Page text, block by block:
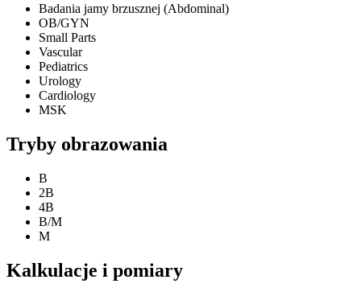
Badania jamy brzusznej (Abdominal)
OB/GYN
Small Parts
Vascular
Pediatrics
Urology
Cardiology
MSK
Tryby obrazowania
B
2B
4B
B/M
M
Kalkulacje i pomiary